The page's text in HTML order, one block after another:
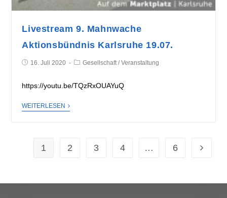
Livestream 9. Mahnwache
Aktionsbündnis Karlsruhe 19.07.
16. Juli 2020 Gesellschaft / Veranstaltung
https://youtu.be/TQzRxOUAYuQ
WEITERLESEN
1 2 3 4 … 6